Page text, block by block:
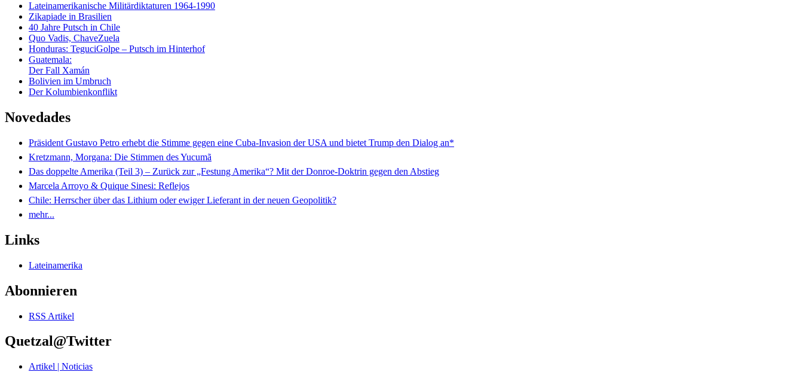
Lateinamerikanische Militärdiktaturen 1964-1990
Zikapiade in Brasilien
40 Jahre Putsch in Chile
Quo Vadis, ChaveZuela
Honduras: TeguciGolpe – Putsch im Hinterhof
Guatemala:
Der Fall Xamán
Bolivien im Umbruch
Der Kolumbienkonflikt
Novedades
Präsident Gustavo Petro erhebt die Stimme gegen eine Cuba-Invasion der USA und bietet Trump den Dialog an*
Kretzmann, Morgana: Die Stimmen des Yucumã
Das doppelte Amerika (Teil 3) – Zurück zur „Festung Amerika“? Mit der Donroe-Doktrin gegen den Abstieg
Marcela Arroyo & Quique Sinesi: Reflejos
Chile: Herrscher über das Lithium oder ewiger Lieferant in der neuen Geopolitik?
mehr...
Links
Lateinamerika
Abonnieren
RSS Artikel
Quetzal@Twitter
Artikel | Noticias